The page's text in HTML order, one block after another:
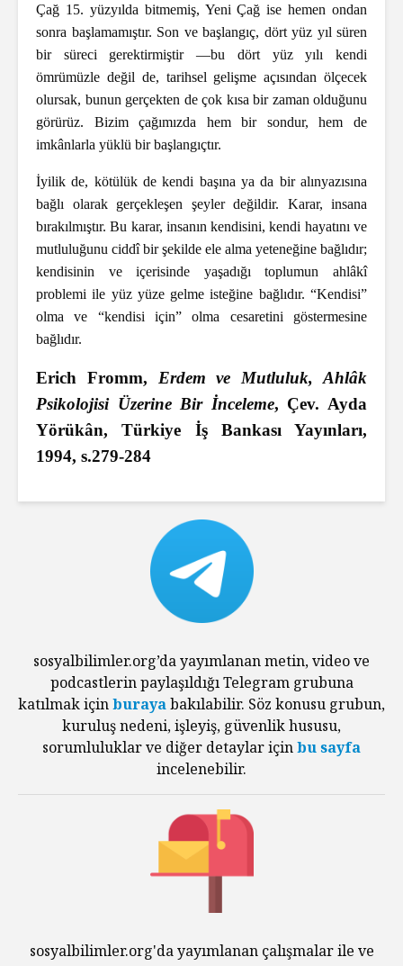
Çağ 15. yüzyılda bitmemiş, Yeni Çağ ise hemen ondan
sonra başlamamıştır. Son ve başlangıç, dört yüz yıl süren
bir süreci gerektirmiştir —bu dört yüz yılı kendi
ömrümüzle değil de, tarihsel gelişme açısından ölçecek
olursak, bunun gerçekten de çok kısa bir zaman olduğunu
görürüz. Bizim çağımızda hem bir sondur, hem de
imkânlarla yüklü bir başlangıçtır.
İyilik de, kötülük de kendi başına ya da bir alınyazısına
bağlı olarak gerçekleşen şeyler değildir. Karar, insana
bırakılmıştır. Bu karar, insanın kendisini, kendi hayatını ve
mutluluğunu ciddî bir şekilde ele alma yeteneğine bağlıdır;
kendisinin ve içerisinde yaşadığı toplumun ahlâkî
problemi ile yüz yüze gelme isteğine bağlıdır. “Kendisi”
olma ve “kendisi için” olma cesaretini göstermesine
bağlıdır.
Erich Fromm, Erdem ve Mutluluk, Ahlâk
Psikolojisi Üzerine Bir İnceleme, Çev. Ayda
Yörükân, Türkiye İş Bankası Yayınları,
1994, s.279-284
sosyalbilimler.org’da yayımlanan metin, video ve
podcastlerin paylaşıldığı Telegram grubuna
katılmak içinburayabakılabilir. Söz konusu grubun,
kuruluş nedeni, işleyiş, güvenlik hususu,
sorumluluklar ve diğer detaylar içinbu sayfa
incelenebilir.
sosyalbilimler.org'da yayımlanan çalışmalar ile ve